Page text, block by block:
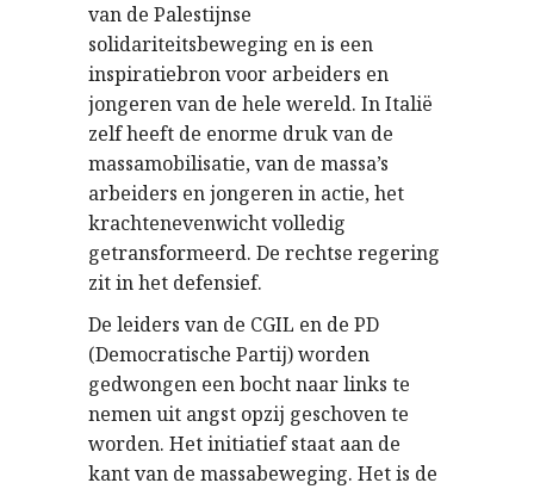
van de Palestijnse
solidariteitsbeweging en is een
inspiratiebron voor arbeiders en
jongeren van de hele wereld. In Italië
zelf heeft de enorme druk van de
massamobilisatie, van de massa’s
arbeiders en jongeren in actie, het
krachtenevenwicht volledig
getransformeerd. De rechtse regering
zit in het defensief.
De leiders van de CGIL en de PD
(Democratische Partij) worden
gedwongen een bocht naar links te
nemen uit angst opzij geschoven te
worden. Het initiatief staat aan de
kant van de massabeweging. Het is de